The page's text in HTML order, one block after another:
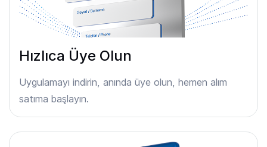
Hızlıca Üye Olun
Uygulamayı indirin, anında üye olun, hemen alım
satıma başlayın.